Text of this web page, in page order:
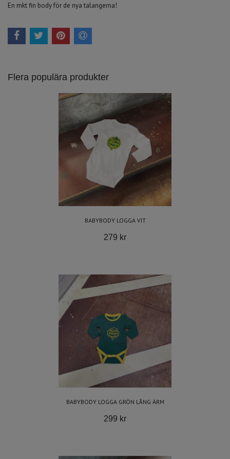
En mkt fin body för de nya talangerna!
Flera populära produkter
BABYBODY LOGGA VIT
279 kr
BABYBODY LOGGA GRÖN LÅNG ÄRM
299 kr